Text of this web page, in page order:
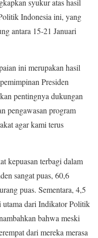
syukur atas hasil
Indonesia ini, yang
antara 15-21 Januari
ini merupakan hasil
Presiden
pentingnya dukungan
pengawasan program
agar kami terus
kepuasan terbagi dalam
sangat puas, 60,6
puas. Sementara, 4,5
utama dari Indikator Politik
bahwa meski
dari mereka merasa